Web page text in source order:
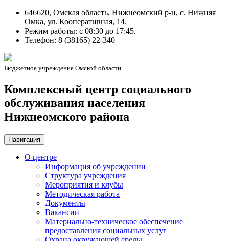
646620, Омская область, Нижнеомский р-н, с. Нижняя
Омка, ул. Кооперативная, 14.
Режим работы: c 08:30 до 17:45.
Телефон: 8 (38165) 22-340
Бюджетное учреждение Омской области
Комплексный центр социального
обслуживания населения
Нижнеомского района
Навигация
О центре
Информация об учреждении
Структура учреждения
Мероприятия и клубы
Методическая работа
Документы
Вакансии
Материально-техническое обеспечение
предоставления социальных услуг